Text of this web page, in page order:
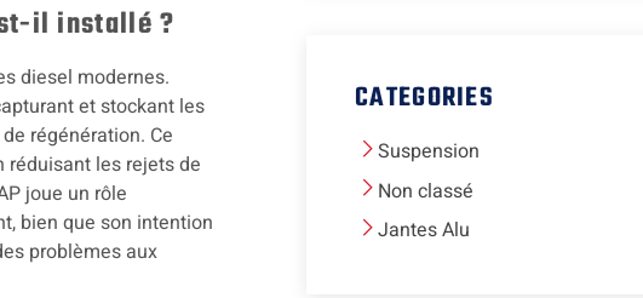
il installé ?
diesel modernes.
et stockant les
régénération. Ce
les rejets de
joue un rôle
bien que son intention
problèmes aux
CATEGORIES
Suspension
Non classé
Jantes Alu